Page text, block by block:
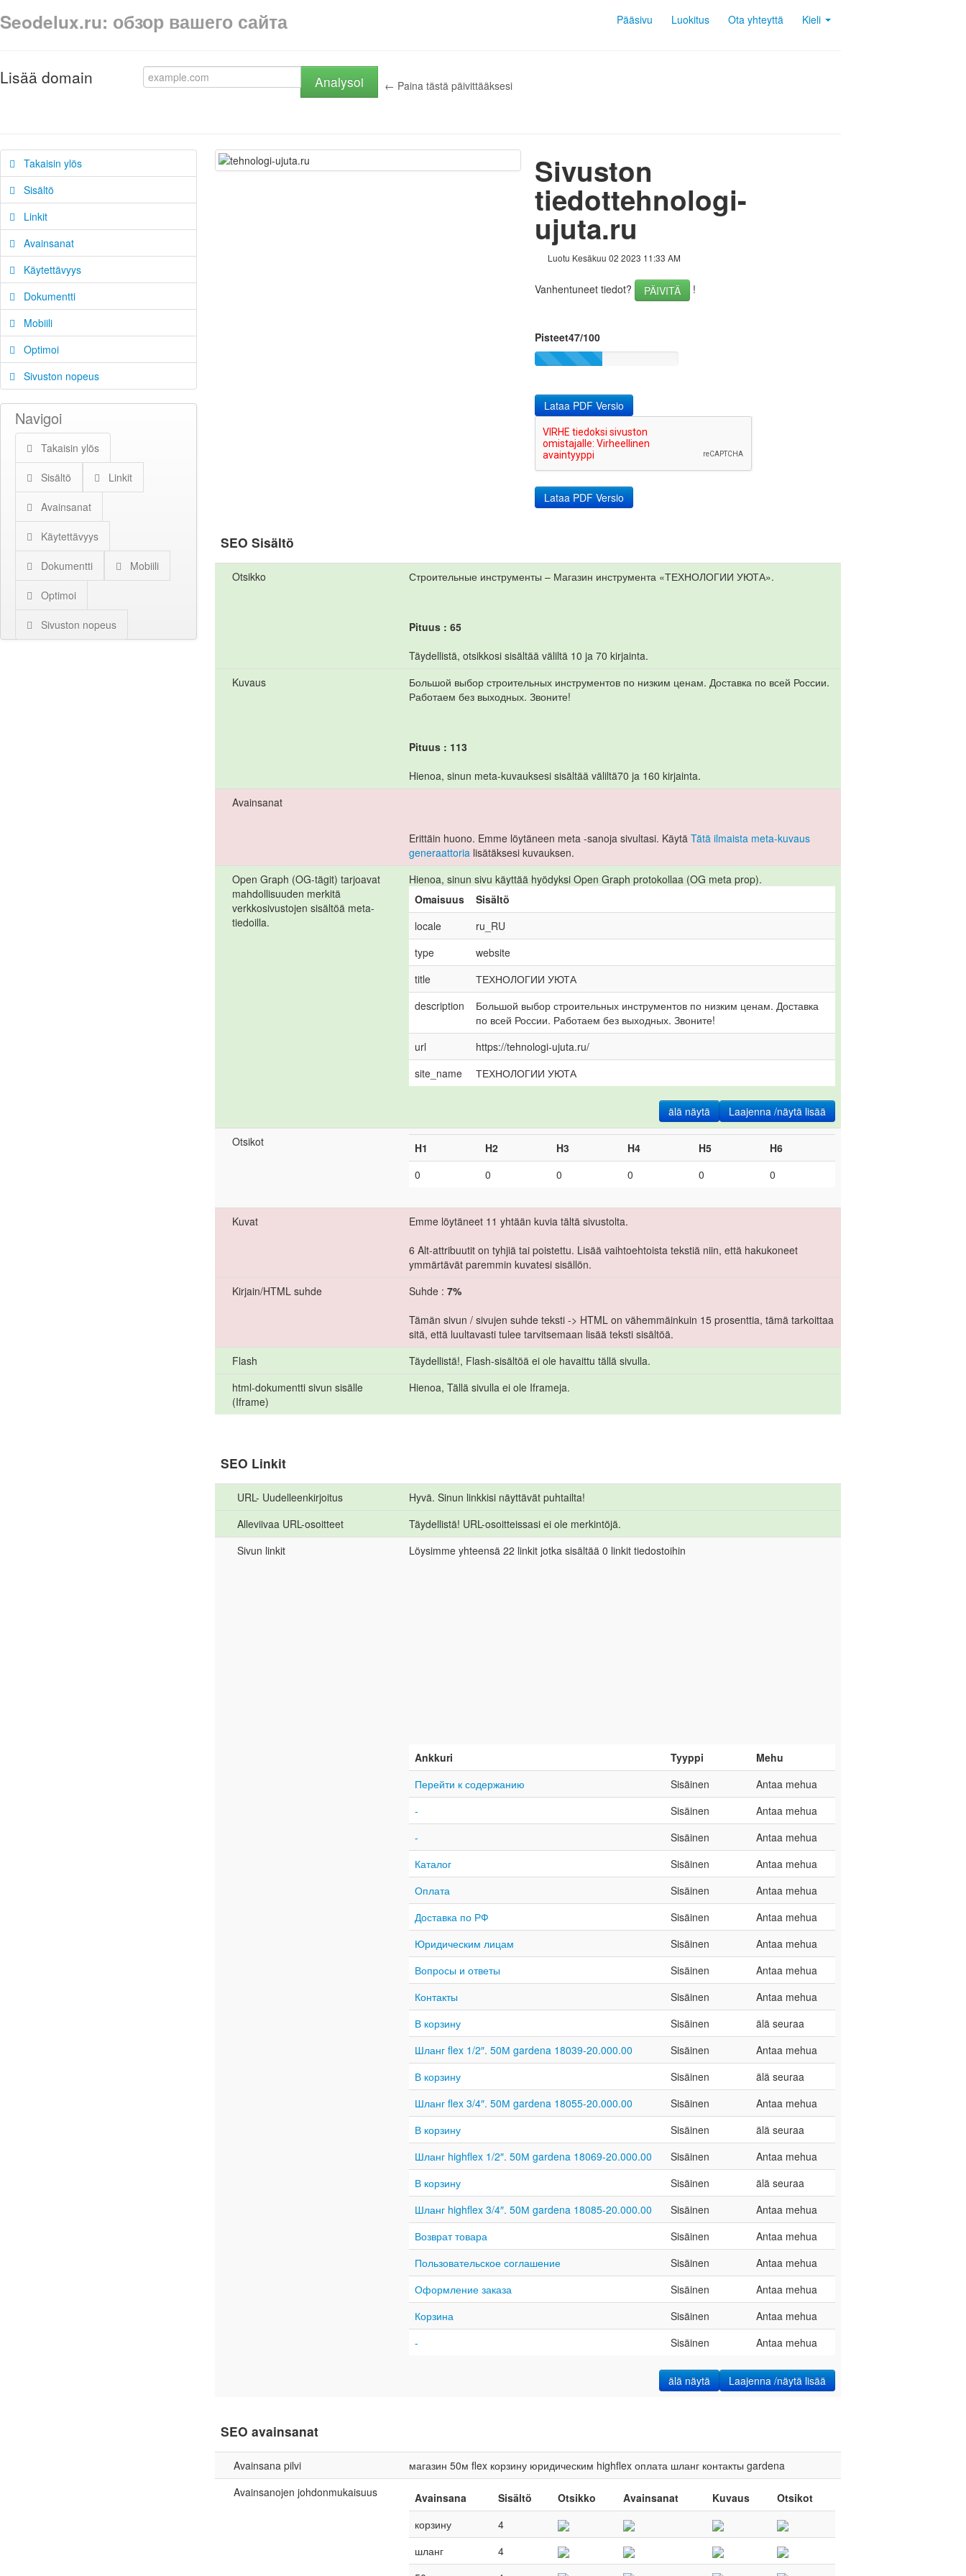
Pääsivu Luokitus Ota yhteyttä Kieli
Seodelux.ru: обзор вашего сайта
Lisää domain Analysoi ← Paina tästä päivittääksesi
Takaisin ylös
Sisältö
Linkit
Avainsanat
Käytettävyys
Dokumentti
Mobiili
Optimoi
Sivuston nopeus
Navigoi
Takaisin ylös
Sisältö Linkit
Avainsanat
Käytettävyys
Dokumentti Mobiili
Optimoi
Sivuston nopeus
Sivuston
tiedottehnologi-
ujuta.ru
Luotu Kesäkuu 02 2023 11:33 AM
Vanhentuneet tiedot? PÄIVITÄ !
Pisteet47/100
Lataa PDF Versio
SEO Sisältö
Otsikko Строительные инструменты – Магазин инструмента «ТЕХНОЛОГИИ УЮТА».
Pituus : 65
Täydellistä, otsikkosi sisältää väliltä 10 ja 70 kirjainta.
Kuvaus
Большой выбор строительных инструментов по низким ценам. Доставка по всей России.
Работаем без выходных. Звоните!
Pituus : 113
Hienoa, sinun meta-kuvauksesi sisältää väliltä70 ja 160 kirjainta.
Avainsanat
Erittäin huono. Emme löytäneen meta -sanoja sivultasi. Käytä Tätä ilmaista meta-kuvaus
generaattorialisätäksesi kuvauksen.
Open Graph (OG-tägit) tarjoavat
mahdollisuuden merkitä
verkkosivustojen sisältöä meta-
tiedoilla.
Hienoa, sinun sivu käyttää hyödyksi Open Graph protokollaa (OG meta prop).
Omaisuus
Sisältö
locale
ru_RU
type
website
title
ТЕХНОЛОГИИ УЮТА
description
Большой выбор строительных инструментов по низким ценам. Доставка
по всей России. Работаем без выходных. Звоните!
url
https://tehnologi-ujuta.ru/
site_name
ТЕХНОЛОГИИ УЮТА
Laajenna /näytä lisää
älä näytä
Otsikot H1 H2 H3 H4 H5
H6
0
0 0 0 0 0
Kuvat
Emme löytäneet 11 yhtään kuvia tältä sivustolta.
6 Alt-attribuutit on tyhjiä tai poistettu. Lisää vaihtoehtoista tekstiä niin, että hakukoneet
ymmärtävät paremmin kuvatesi sisällön.
Kirjain/HTML suhde
Suhde : 7%
Tämän sivun / sivujen suhde teksti -> HTML on vähemmäinkuin 15 prosenttia, tämä tarkoittaa
sitä, että luultavasti tulee tarvitsemaan lisää teksti sisältöä.
Flash
Täydellistä!, Flash-sisältöä ei ole havaittu tällä sivulla.
html-dokumentti sivun sisälle
(Iframe)
Hienoa, Tällä sivulla ei ole Iframeja.
SEO Linkit
URL- Uudelleenkirjoitus
Hyvä. Sinun linkkisi näyttävät puhtailta!
Alleviivaa URL-osoitteet
Täydellistä! URL-osoitteissasi ei ole merkintöjä.
Sivun linkit
Löysimme yhteensä 22 linkit jotka sisältää 0 linkit tiedostoihin
Ankkuri Tyyppi
Mehu
Перейти к содержанию
Sisäinen
Antaa mehua
-
Sisäinen
Antaa mehua
-
Sisäinen
Antaa mehua
Каталог
Sisäinen
Antaa mehua
Оплата
Sisäinen
Antaa mehua
Доставка по РФ
Sisäinen
Antaa mehua
Юридическим лицам
Sisäinen
Antaa mehua
Вопросы и ответы
Sisäinen
Antaa mehua
Контакты
Sisäinen
Antaa mehua
В корзину
Sisäinen
älä seuraa
Шланг flex 1/2″. 50М gardena 18039-20.000.00
Sisäinen
Antaa mehua
В корзину
Sisäinen
älä seuraa
Шланг flex 3/4″. 50М gardena 18055-20.000.00
Sisäinen
Antaa mehua
В корзину
Sisäinen
älä seuraa
Шланг highflex 1/2″. 50М gardena 18069-20.000.00
Sisäinen
Antaa mehua
В корзину
Sisäinen
älä seuraa
Шланг highflex 3/4″. 50М gardena 18085-20.000.00
Sisäinen
Antaa mehua
Возврат товара
Sisäinen
Antaa mehua
Пользовательское соглашение
Sisäinen
Antaa mehua
Оформление заказа
Sisäinen
Antaa mehua
Корзина
Sisäinen
Antaa mehua
-
Sisäinen Antaa mehua
Laajenna /näytä lisää
älä näytä
SEO avainsanat
Avainsana pilvi магазин 50м flex корзину юридическим highflex оплата шланг контакты gardena
Avainsanojen johdonmukaisuus
Avainsana Sisältö Otsikko Avainsanat Kuvaus
Otsikot
корзину
4
шланг
4